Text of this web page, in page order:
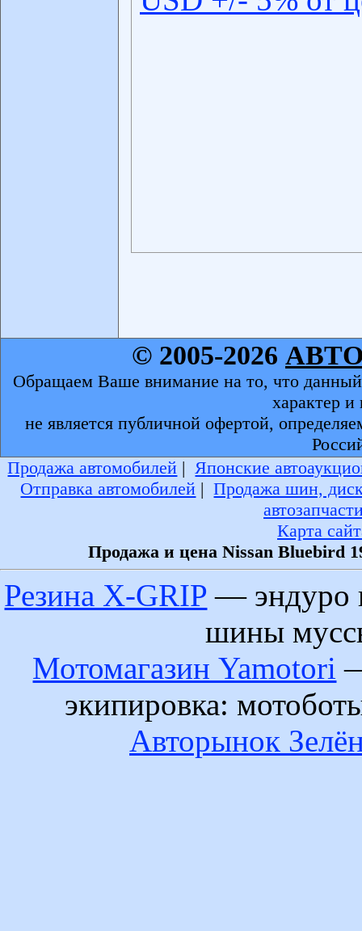
© 2005-2026
Обращаем Ваше внимание на то, что
характер
не является публичной офертой,
Продажа автомобилей | Японские
Отправка автомобилей |Продажа шин,
Карта
Продажа и цена Nissan Bluebird
Резина X-GRIP — эндуро
шины
Мотомагазин Yamotori
экипировка:
Авторынок